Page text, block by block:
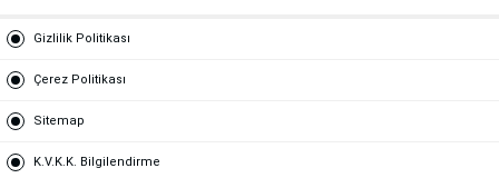
Gizlilik Politikası
Çerez Politikası
Sitemap
K.V.K.K. Bilgilendirme